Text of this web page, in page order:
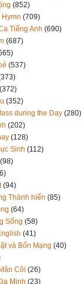
(852)
Hymn (709)
Tiếng Anh (690)
(687)
(537)
(372)
(352)
during the Day (280)
(202)
(128)
Sinh (112)
(98)
(94)
Thánh hiến (85)
(64)
Sống (58)
(41)
và Bổn Mạng (40)
Côi (26)
Minh (23)